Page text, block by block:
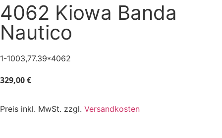
4062 Kiowa Banda
Nautico
1-1003,77.39*4062
329,00€
Preis inkl. MwSt. zzgl. Versandkosten